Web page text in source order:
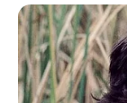
Offenbach, in
nachfolgenden
werden können.